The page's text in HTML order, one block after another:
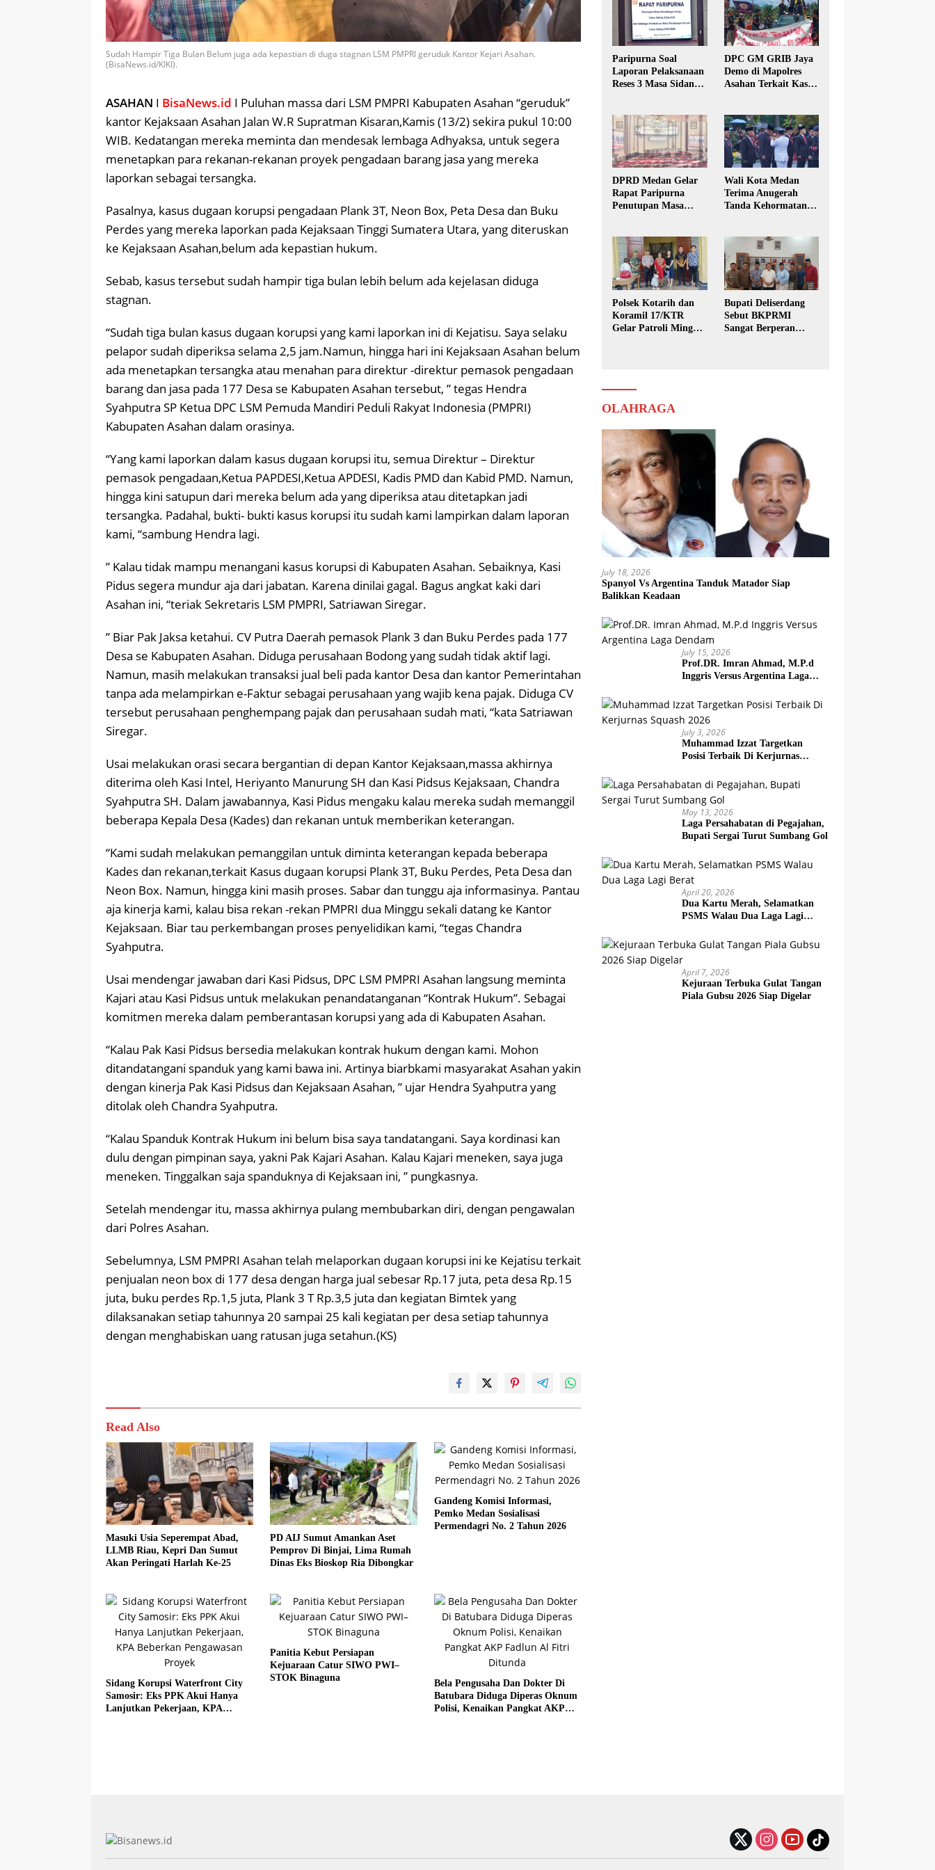
Sudah Hampir Tiga Bulan Belum juga ada kepastian di duga stagnan LSM PMPRI geruduk Kantor Kejari Asahan.
(BisaNews.id/KIKI).
ASAHAN I BisaNews.id I Puluhan massa dari LSM PMPRI Kabupaten Asahan “geruduk”
kantor Kejaksaan Asahan Jalan W.R Supratman Kisaran,Kamis (13/2) sekira pukul 10:00
WIB. Kedatangan mereka meminta dan mendesak lembaga Adhyaksa, untuk segera
menetapkan para rekanan-rekanan proyek pengadaan barang jasa yang mereka
laporkan sebagai tersangka.
Pasalnya, kasus dugaan korupsi pengadaan Plank 3T, Neon Box, Peta Desa dan Buku
Perdes yang mereka laporkan pada Kejaksaan Tinggi Sumatera Utara, yang diteruskan
ke Kejaksaan Asahan,belum ada kepastian hukum.
Sebab, kasus tersebut sudah hampir tiga bulan lebih belum ada kejelasan diduga
stagnan.
“Sudah tiga bulan kasus dugaan korupsi yang kami laporkan ini di Kejatisu. Saya selaku
pelapor sudah diperiksa selama 2,5 jam.Namun, hingga hari ini Kejaksaan Asahan belum
ada menetapkan tersangka atau menahan para direktur -direktur pemasok pengadaan
barang dan jasa pada 177 Desa se Kabupaten Asahan tersebut, ” tegas Hendra
Syahputra SP Ketua DPC LSM Pemuda Mandiri Peduli Rakyat Indonesia (PMPRI)
Kabupaten Asahan dalam orasinya.
“Yang kami laporkan dalam kasus dugaan korupsi itu, semua Direktur – Direktur
pemasok pengadaan,Ketua PAPDESI,Ketua APDESI, Kadis PMD dan Kabid PMD. Namun,
hingga kini satupun dari mereka belum ada yang diperiksa atau ditetapkan jadi
tersangka. Padahal, bukti- bukti kasus korupsi itu sudah kami lampirkan dalam laporan
kami, “sambung Hendra lagi.
” Kalau tidak mampu menangani kasus korupsi di Kabupaten Asahan. Sebaiknya, Kasi
Pidus segera mundur aja dari jabatan. Karena dinilai gagal. Bagus angkat kaki dari
Asahan ini, “teriak Sekretaris LSM PMPRI, Satriawan Siregar.
” Biar Pak Jaksa ketahui. CV Putra Daerah pemasok Plank 3 dan Buku Perdes pada 177
Desa se Kabupaten Asahan. Diduga perusahaan Bodong yang sudah tidak aktif lagi.
Namun, masih melakukan transaksi jual beli pada kantor Desa dan kantor Pemerintahan
tanpa ada melampirkan e-Faktur sebagai perusahaan yang wajib kena pajak. Diduga CV
tersebut perusahaan penghempang pajak dan perusahaan sudah mati, “kata Satriawan
Siregar.
Usai melakukan orasi secara bergantian di depan Kantor Kejaksaan,massa akhirnya
diterima oleh Kasi Intel, Heriyanto Manurung SH dan Kasi Pidsus Kejaksaan, Chandra
Syahputra SH. Dalam jawabannya, Kasi Pidus mengaku kalau mereka sudah memanggil
beberapa Kepala Desa (Kades) dan rekanan untuk memberikan keterangan.
“Kami sudah melakukan pemanggilan untuk diminta keterangan kepada beberapa
Kades dan rekanan,terkait Kasus dugaan korupsi Plank 3T, Buku Perdes, Peta Desa dan
Neon Box. Namun, hingga kini masih proses. Sabar dan tunggu aja informasinya. Pantau
aja kinerja kami, kalau bisa rekan -rekan PMPRI dua Minggu sekali datang ke Kantor
Kejaksaan. Biar tau perkembangan proses penyelidikan kami, “tegas Chandra
Syahputra.
Usai mendengar jawaban dari Kasi Pidsus, DPC LSM PMPRI Asahan langsung meminta
Kajari atau Kasi Pidsus untuk melakukan penandatanganan “Kontrak Hukum”. Sebagai
komitmen mereka dalam pemberantasan korupsi yang ada di Kabupaten Asahan.
“Kalau Pak Kasi Pidsus bersedia melakukan kontrak hukum dengan kami. Mohon
ditandatangani spanduk yang kami bawa ini. Artinya biarbkami masyarakat Asahan yakin
dengan kinerja Pak Kasi Pidsus dan Kejaksaan Asahan, ” ujar Hendra Syahputra yang
ditolak oleh Chandra Syahputra.
“Kalau Spanduk Kontrak Hukum ini belum bisa saya tandatangani. Saya kordinasi kan
dulu dengan pimpinan saya, yakni Pak Kajari Asahan. Kalau Kajari meneken, saya juga
meneken. Tinggalkan saja spanduknya di Kejaksaan ini, ” pungkasnya.
Setelah mendengar itu, massa akhirnya pulang membubarkan diri, dengan pengawalan
dari Polres Asahan.
Sebelumnya, LSM PMPRI Asahan telah melaporkan dugaan korupsi ini ke Kejatisu terkait
penjualan neon box di 177 desa dengan harga jual sebesar Rp.17 juta, peta desa Rp.15
juta, buku perdes Rp.1,5 juta, Plank 3 T Rp.3,5 juta dan kegiatan Bimtek yang
dilaksanakan setiap tahunnya 20 sampai 25 kali kegiatan per desa setiap tahunnya
dengan menghabiskan uang ratusan juga setahun.(KS)
Read Also
Masuki Usia Seperempat Abad,
LLMB Riau, Kepri Dan Sumut
Akan Peringati Harlah Ke-25
PD AIJ Sumut Amankan Aset
Pemprov Di Binjai, Lima Rumah
Dinas Eks Bioskop Ria Dibongkar
Gandeng Komisi Informasi,
Pemko Medan Sosialisasi
Permendagri No. 2 Tahun 2026
Sidang Korupsi Waterfront City
Samosir: Eks PPK Akui Hanya
Lanjutkan Pekerjaan, KPA
Panitia Kebut Persiapan
Kejuaraan Catur SIWO PWI–
STOK Binaguna
Bela Pengusaha Dan Dokter Di
Batubara Diduga Diperas Oknum
Polisi, Kenaikan Pangkat AKP
Paripurna Soal
Laporan Pelaksanaan
Reses 3 Masa Sidang
DPC GM GRIB Jaya
Demo di Mapolres
Asahan Terkait Kasus
DPRD Medan Gelar
Rapat Paripurna
Penutupan Masa
Wali Kota Medan
Terima Anugerah
Tanda Kehormatan
Polsek Kotarih dan
Koramil 17/KTR
Gelar Patroli Minggu
Bupati Deliserdang
Sebut BKPRMI
Sangat Berperan
OLAHRAGA
July 18, 2026
Spanyol Vs Argentina Tanduk Matador Siap
Balikkan Keadaan
July 15, 2026
Prof.DR. Imran Ahmad, M.P.d
Inggris Versus Argentina Laga
July 3, 2026
Muhammad Izzat Targetkan
Posisi Terbaik Di Kerjurnas
May 13, 2026
Laga Persahabatan di Pegajahan,
Bupati Sergai Turut Sumbang Gol
April 20, 2026
Dua Kartu Merah, Selamatkan
PSMS Walau Dua Laga Lagi
April 7, 2026
Kejuraan Terbuka Gulat Tangan
Piala Gubsu 2026 Siap Digelar